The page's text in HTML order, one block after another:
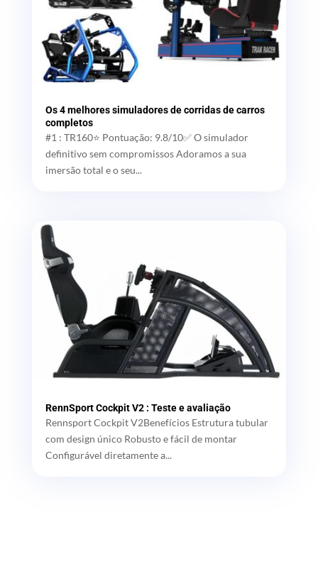
Os 4 melhores simuladores de corridas de carros
completos
#1 : TR160⭐ Pontuação: 9.8/10✅ O simulador
definitivo sem compromissos Adoramos a sua
imersão total e o seu...
RennSport Cockpit V2 : Teste e avaliação
Rennsport Cockpit V2Benefícios Estrutura tubular
com design único Robusto e fácil de montar
Configurável diretamente a...